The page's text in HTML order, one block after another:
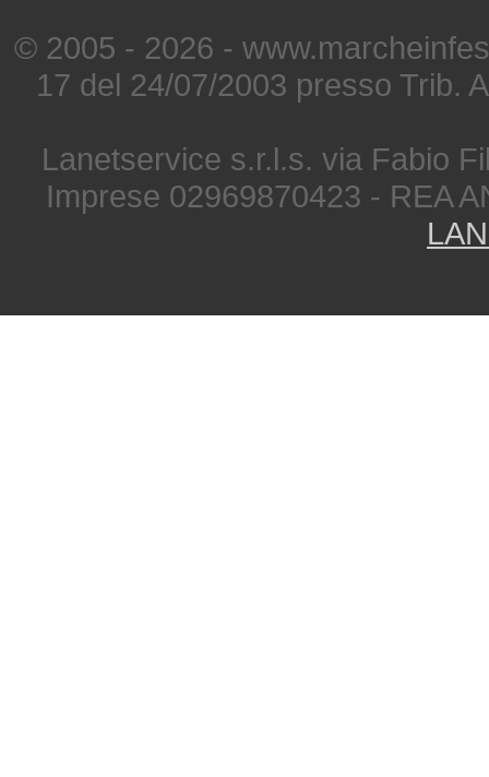
© 2005 - 2026 -
17 del 24/07/2003 presso Trib.
Lanetservice s.r.l.s. via Fabio
Imprese 02969870423 - REA